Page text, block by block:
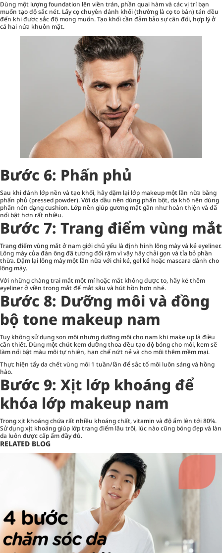
Dùng một lượng foundation lên viền trán, phần quai hàm và các vị trí bạn
muốn tạo độ sắc nét. Lấy cọ chuyên đánh khối (thường là cọ to bản) tán đều
đến khi được sắc độ mong muốn. Tạo khối cần đảm bảo sự cân đối, hợp lý ở
cả hai nửa khuôn mặt.
Bước 6: Phấn phủ
Sau khi đánh lớp nền và tạo khối, hãy dặm lại lớp makeup một lần nữa bằng
phấn phủ (pressed powder). Với da dầu nên dùng phấn bột, da khô nên dùng
phấn nén dạng cushion. Lớp nền giúp gương mặt gần như hoàn thiện và đã
nổi bật hơn rất nhiều.
Bước 7: Trang điểm vùng mắt
Trang điểm vùng mắt ở nam giới chủ yếu là định hình lông mày và kẻ eyeliner.
Lông mày của đàn ông đã tương đối rậm vì vậy hãy chải gọn và tỉa bỏ phần
thừa. Dặm lại lông mày một lần nữa với chì kẻ, gel kẻ hoặc mascara dành cho
lông mày.
Với những chàng trai mắt một mí hoặc mắt không được to, hãy kẻ thêm
eyeliner ở viền trong mắt để mắt sâu và hút hồn hơn nhé.
Bước 8: Dưỡng môi và đồng
bộ tone makeup nam
Tuy không sử dụng son môi nhưng dưỡng môi cho nam khi make up là điều
cần thiết. Dùng một chút kem dưỡng thoa đều tạo độ bóng cho môi, kem sẽ
làm nổi bật màu môi tự nhiên, hạn chế nứt nẻ và cho môi thêm mềm mại.
Thực hiện tẩy da chết vùng môi 1 tuần/lần để sắc tố môi luôn sáng và hồng
hào.
Bước 9: Xịt lớp khoáng để
khóa lớp makeup nam
Trong xịt khoáng chứa rất nhiều khoáng chất, vitamin và độ ẩm lên tới 80%.
Sử dụng xịt khoáng giúp lớp trang điểm lâu trôi, lúc nào cũng bóng đẹp và làn
da luôn được cấp ẩm đầy đủ.
RELATED BLOG